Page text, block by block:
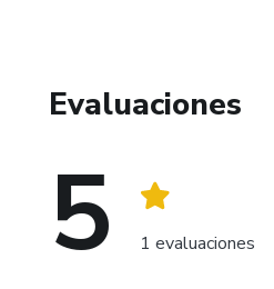
Evaluaciones
5 1 evaluaciones